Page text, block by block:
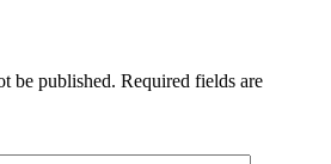
be published. Required fields are